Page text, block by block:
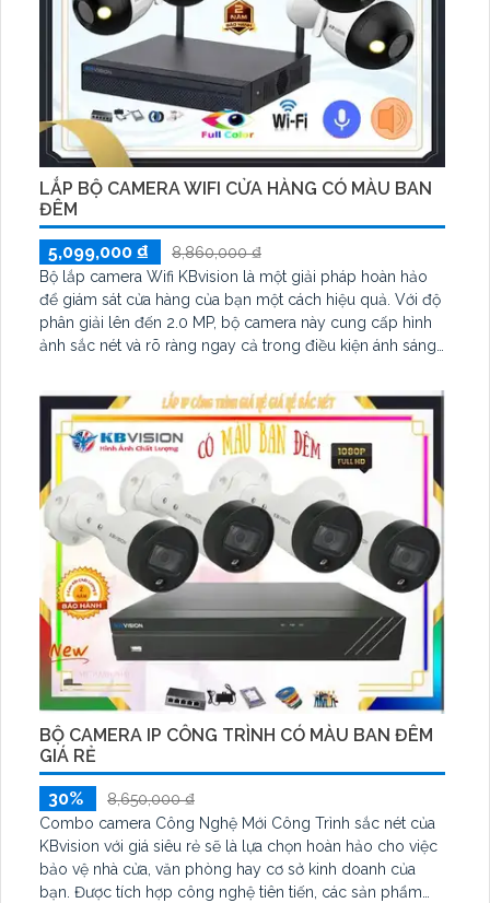
LẮP BỘ CAMERA WIFI CỬA HÀNG CÓ MÀU BAN
ĐÊM
5,099,000 ₫
8,860,000 ₫
Bộ lắp camera Wifi KBvision là một giải pháp hoàn hảo
để giám sát cửa hàng của bạn một cách hiệu quả. Với độ
phân giải lên đến 2.0 MP, bộ camera này cung cấp hình
ảnh sắc nét và rõ ràng ngay cả trong điều kiện ánh sáng
lượng và dễ dàng cài đặt
BỘ CAMERA IP CÔNG TRÌNH CÓ MÀU BAN ĐÊM
GIÁ RẺ
30%
8,650,000 ₫
Combo camera Công Nghệ Mới Công Trình sắc nét của
KBvision với giá siêu rẻ sẽ là lựa chọn hoàn hảo cho việc
bảo vệ nhà cửa, văn phòng hay cơ sở kinh doanh của
bạn. Được tích hợp công nghệ tiên tiến, các sản phẩm